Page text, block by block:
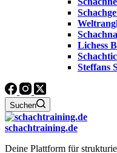
Lichess
Steffans
Suchen
schachtraining.de
Deine Plattform für